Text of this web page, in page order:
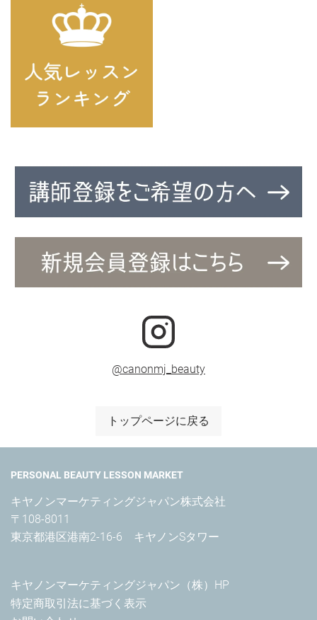
@canonmj_beauty
トップページに戻る
PERSONAL BEAUTY LESSON MARKET
キヤノンマーケティングジャパン株式会社
〒108-8011
東京都港区港南2-16-6　キヤノンSタワー
キヤノンマーケティングジャパン（株）HP
特定商取引法に基づく表示